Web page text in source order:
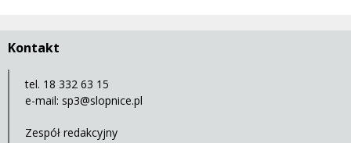
Kontakt
tel. 18 332 63 15
e-mail: sp3@slopnice.pl
Zespół redakcyjny